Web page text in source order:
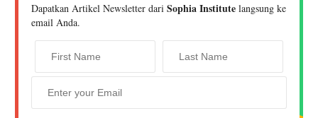
Dapatkan Artikel Newsletter dari Sophia Institute langsung ke
email Anda.